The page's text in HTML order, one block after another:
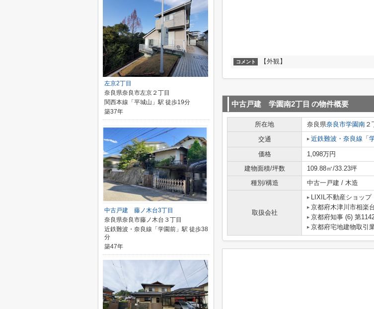
コメント 【外観】
中古戸建 学園南2丁目 の物件概要
所在地 奈良県奈良市学園南 ２
交通
近鉄難波・奈良線 「
価格 1,098万円
建物面積/坪数
109.88㎡/33.23坪
種別/構造
中古一戸建 / 木造
取扱会社
LIXIL不動産ショッ
京都府木津川市相楽
京都府知事 (6) 第
京都府宅地建物取引
左京2丁目
奈良県奈良市左京２丁目
関西本線「平城山」駅 徒歩19分
築37年
中古戸建 藤ノ木台3丁目
奈良県奈良市藤ノ木台３丁目
近鉄難波・奈良線「学園前」駅 徒歩38
分
築47年